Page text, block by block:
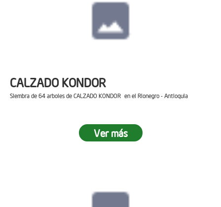
CALZADO KONDOR
Siembra de 64 arboles de CALZADO KONDOR en el Rionegro - Antioquia
Ver más